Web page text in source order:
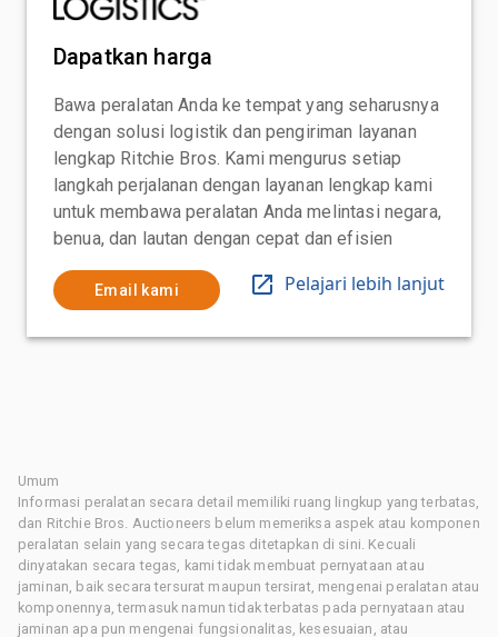
Dapatkan harga
Bawa peralatan Anda ke tempat yang seharusnya
dengan solusi logistik dan pengiriman layanan
lengkap Ritchie Bros. Kami mengurus setiap
langkah perjalanan dengan layanan lengkap kami
untuk membawa peralatan Anda melintasi negara,
benua, dan lautan dengan cepat dan efisien
Email kami Pelajari lebih lanjut
Umum
Informasi peralatan secara detail memiliki ruang lingkup yang terbatas,
dan Ritchie Bros. Auctioneers belum memeriksa aspek atau komponen
peralatan selain yang secara tegas ditetapkan di sini. Kecuali
dinyatakan secara tegas, kami tidak membuat pernyataan atau
jaminan, baik secara tersurat maupun tersirat, mengenai peralatan atau
komponennya, termasuk namun tidak terbatas pada pernyataan atau
jaminan apa pun mengenai fungsionalitas, kesesuaian, atau